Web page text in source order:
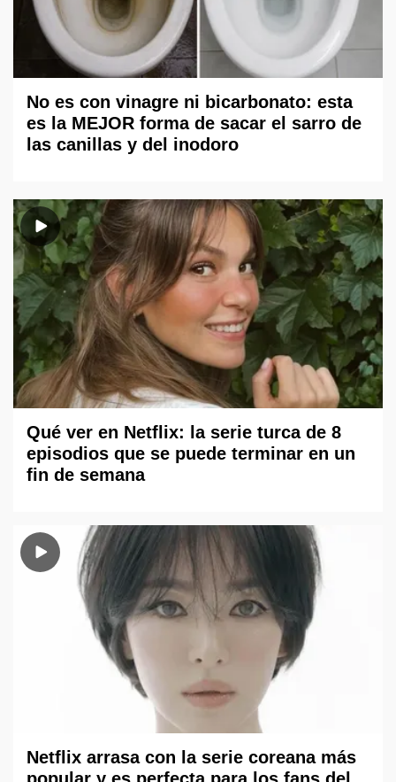
No es con vinagre ni bicarbonato: esta
es la MEJOR forma de sacar el sarro de
las canillas y del inodoro
Qué ver en Netflix: la serie turca de 8
episodios que se puede terminar en un
fin de semana
Netflix arrasa con la serie coreana más